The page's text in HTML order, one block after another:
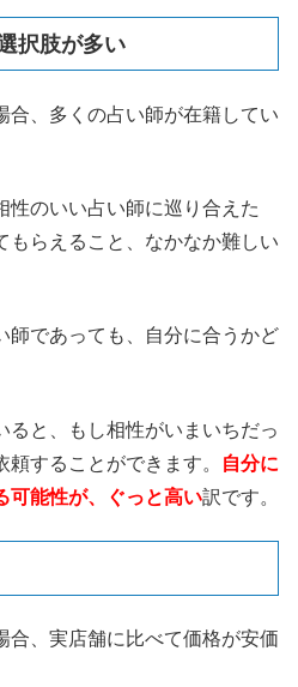
択肢が多い
合、多くの占い師が在籍してい
性のいい占い師に巡り合えた
もらえること、なかなか難しい
師であっても、自分に合うかど
ると、もし相性がいまいちだっ
することができます。
自分に
可能性が、ぐっと高い訳です。
合、実店舗に比べて価格が安価